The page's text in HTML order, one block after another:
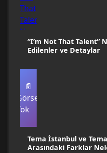
“I’m Not That Talent”
Edilenler ve Detaylar
📄
Görsel
Yok
Tema İstanbul ve
Arasındaki Farklar